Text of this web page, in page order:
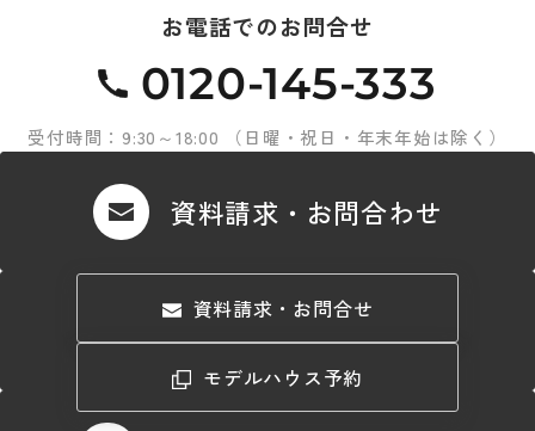
資料請求・お問合せ
モデルハウス予約
お電話でのお問合せ
0120-145-333
受付時間：9:30～18:00 （日曜・祝日・年末年始は除く）
資料請求・お問合わせ
モデルハウス予約